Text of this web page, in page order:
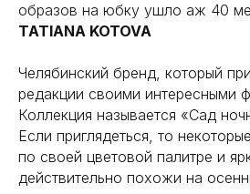
образов на юбку ушло аж 40
TATIANA KOTOVA
Челябинский бренд, который
редакции своими интересными
Коллекция называется «Сад
Если приглядеться, то
по своей цветовой палитре и
действительно похожи на